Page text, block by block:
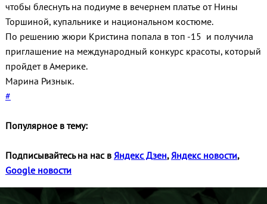
чтобы блеснуть на подиуме в вечернем платье от Нины
Торшиной, купальнике и национальном костюме.
По решению жюри Кристина попала в топ -15 и получила
приглашение на международный конкурс красоты, который
пройдет в Америке.
Марина Ризнык.
#
Популярное в тему:
Подписывайтесь на нас в Яндекс Дзен,Яндекс новости,
Google новости